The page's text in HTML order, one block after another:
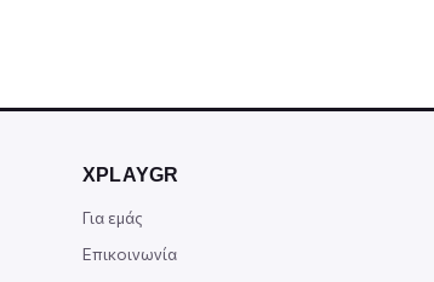
XPLAYGR
Για εμάς
Επικοινωνία